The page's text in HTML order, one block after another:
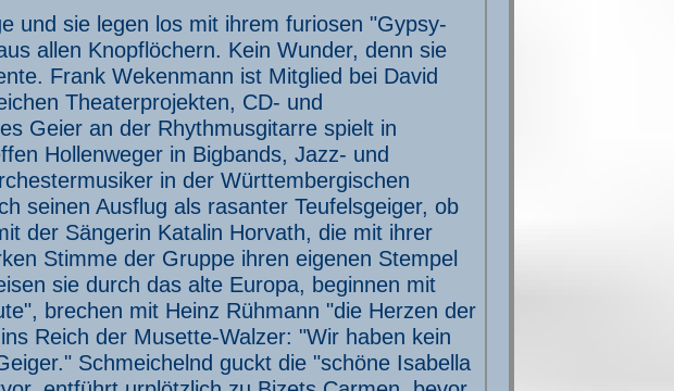
und sie legen los mit ihrem furiosen "Gypsy-
allen Knopflöchern. Kein Wunder, denn sie
Frank Wekenmann ist Mitglied bei David
Theaterprojekten, CD- und
Geier an der Rhythmusgitarre spielt in
Hollenweger in Bigbands, Jazz- und
in der Württembergischen
seinen Ausflug als rasanter Teufelsgeiger, ob
der Sängerin Katalin Horvath, die mit ihrer
Stimme der Gruppe ihren eigenen Stempel
sie durch das alte Europa, beginnen mit
brechen mit Heinz Rühmann "die Herzen der
Reich der Musette-Walzer: "Wir haben kein
Schmeichelnd guckt die "schöne Isabella